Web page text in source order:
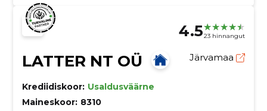
4.523 hinnangut
LATTER NT OÜ Järvamaa
Krediidiskoor: Usaldusväärne
Maineskoor: 8310